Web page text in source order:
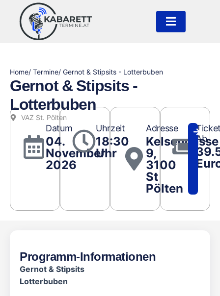
Home/ Termine/ Gernot & Stipsits - Lotterbuben
Gernot & Stipsits -
Lotterbuben
VAZ St. Pölten
Datum
04.
November
2026
Uhrzeit
18:30
Uhr
Adresse
Kelsengasse
9,
3100
St
Pölten
Ab
Programm-Informationen
Gernot & Stipsits
Lotterbuben